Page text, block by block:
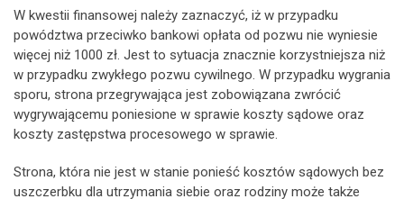
W kwestii finansowej należy zaznaczyć, iż w przypadku
powództwa przeciwko bankowi opłata od pozwu nie wyniesie
więcej niż 1000 zł. Jest to sytuacja znacznie korzystniejsza niż
w przypadku zwykłego pozwu cywilnego. W przypadku wygrania
sporu, strona przegrywająca jest zobowiązana zwrócić
wygrywającemu poniesione w sprawie koszty sądowe oraz
koszty zastępstwa procesowego w sprawie.
Strona, która nie jest w stanie ponieść kosztów sądowych bez
uszczerbku dla utrzymania siebie oraz rodziny może także